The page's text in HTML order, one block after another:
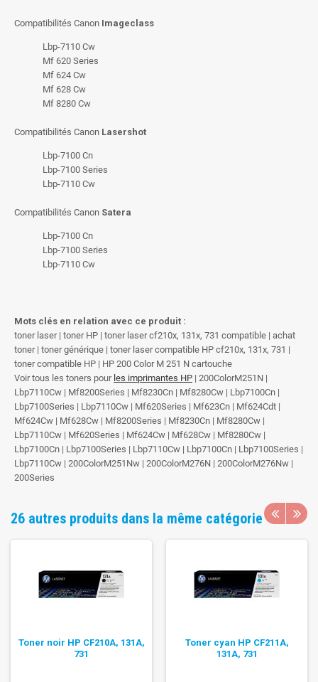
Compatibilités Canon Imageclass
Lbp-7110 Cw
Mf 620 Series
Mf 624 Cw
Mf 628 Cw
Mf 8280 Cw
Compatibilités Canon Lasershot
Lbp-7100 Cn
Lbp-7100 Series
Lbp-7110 Cw
Compatibilités Canon Satera
Lbp-7100 Cn
Lbp-7100 Series
Lbp-7110 Cw
Mots clés en relation avec ce produit :
toner laser | toner HP | toner laser cf210x, 131x, 731 compatible | achat
toner | toner générique | toner laser compatible HP cf210x, 131x, 731 |
toner compatible HP | HP 200 Color M 251 N cartouche
Voir tous les toners pour les imprimantes HP | 200ColorM251N |
Lbp7110Cw | Mf8200Series | Mf8230Cn | Mf8280Cw | Lbp7100Cn |
Lbp7100Series | Lbp7110Cw | Mf620Series | Mf623Cn | Mf624Cdt |
Mf624Cw | Mf628Cw | Mf8200Series | Mf8230Cn | Mf8280Cw |
Lbp7110Cw | Mf620Series | Mf624Cw | Mf628Cw | Mf8280Cw |
Lbp7100Cn | Lbp7100Series | Lbp7110Cw | Lbp7100Cn | Lbp7100Series |
Lbp7110Cw | 200ColorM251Nw | 200ColorM276N | 200ColorM276Nw |
200Series
26 autres produits dans la même catégorie
Toner noir HP CF210A, 131A,
731
Toner cyan HP CF211A,
131A, 731